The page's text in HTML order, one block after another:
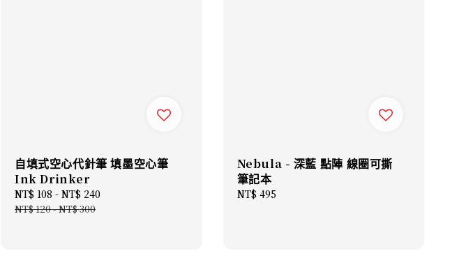
自填式空心代針筆 填墨空心筆
Ink Drinker
Sale
price
NT$ 108 - NT$ 240
NT$ 120-NT$ 300
Nebula - 深藍 點陣 線圈可撕
筆記本
Regular
NT$ 495